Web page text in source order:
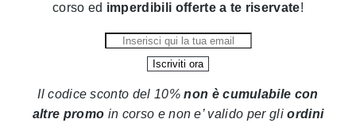
corso ed imperdibili offerte a te riservate!
Il codice sconto del 10%non è cumulabile con
altre promo in corso e non e’ valido per gliordini